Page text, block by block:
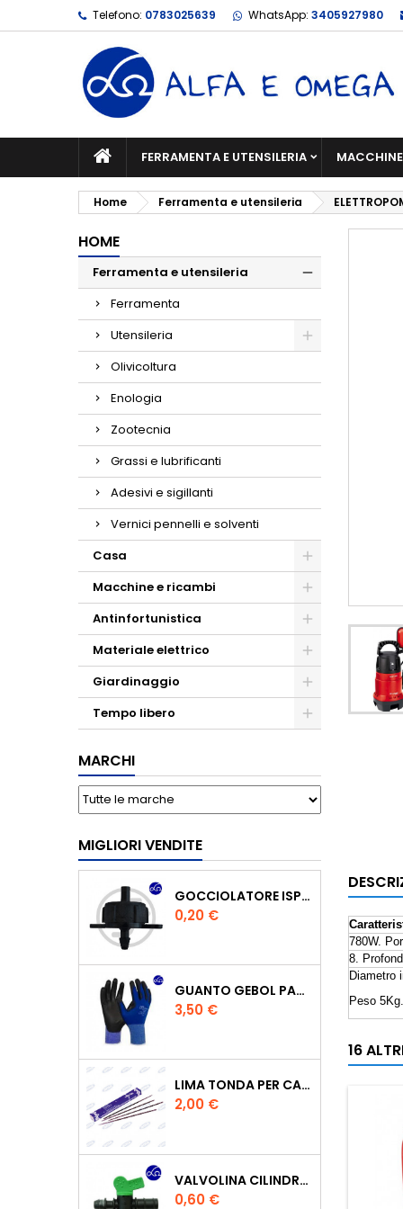
Telefono: 0783025639 WhatsApp: 3405927980
FERRAMENTA E UTENSILERIA
Home Ferramenta e utensileria
HOME
Ferramenta e utensileria
Ferramenta
Utensileria
Olivicoltura
Enologia
Zootecnia
Grassi e lubrificanti
Adesivi e sigillanti
Vernici pennelli e solventi
Casa
Macchine e ricambi
Antinfortunistica
Materiale elettrico
Giardinaggio
Tempo libero
MARCHI
MIGLIORI VENDITE
GOCCIOLATORE ISPEZIONABILE 4 L/H
Prezzo
0,20 €
GUANTO GEBOL PACIFIC - TG.10 709553 -
Prezzo
3,50 €
LIMA TONDA PER CATENA MOTOSEGA VALLORBE 3/16
Prezzo
2,00 €
VALVOLINA CILINDRO DI DERIVAZIONE CON PORTAGOMMA IN POLIPROPILENE- Ø MM.16
Prezzo
0,60 €
780W.
8.
Diametro
Peso 5Kg.
16